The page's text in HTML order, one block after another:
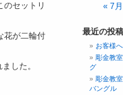
のセットリ
花が二輪付
した。
« 7月
最近の投稿
お客様
彫金教
グ
彫金教
バングル